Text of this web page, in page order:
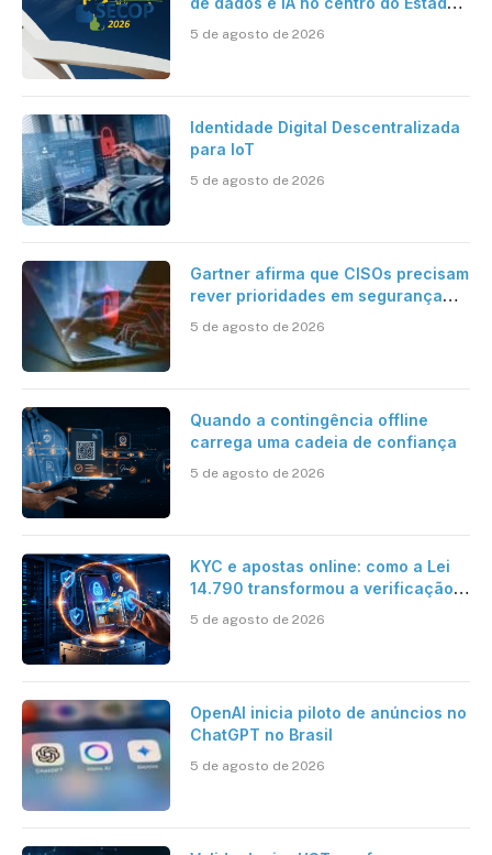
inteligente
5 de agosto de 2026
Identidade Digital Descentralizada
para IoT
5 de agosto de 2026
Gartner afirma que CISOs precisam
rever prioridades em segurança
desafios impostos pela Inteligência
5 de agosto de 2026
Quando a contingência offline
carrega uma cadeia de confiança
5 de agosto de 2026
KYC e apostas online: como a Lei
14.790 transformou a verificação
brasileiro
5 de agosto de 2026
OpenAI inicia piloto de anúncios no
ChatGPT no Brasil
5 de agosto de 2026